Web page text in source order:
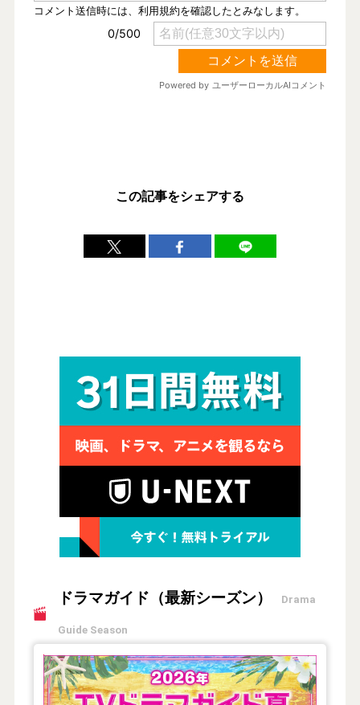
この記事をシェアする
ドラマガイド（最新シーズン） Drama
Guide Season
【2026年夏】TVドラマガイド